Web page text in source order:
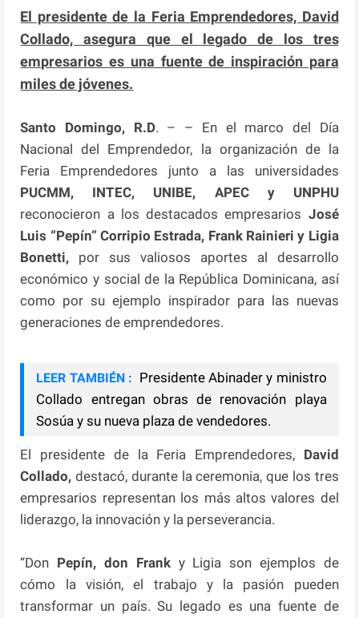
El presidente de la Feria Emprendedores, David
Collado, asegura que el legado de los tres
empresarios es una fuente de inspiración para
miles de jóvenes.
Santo Domingo, R.D. – – En el marco del Día
Nacional del Emprendedor, la organización de la
Feria Emprendedores junto a las universidades
PUCMM, INTEC, UNIBE, APEC y UNPHU
reconocieron a los destacados empresarios José
Luis “Pepín” Corripio Estrada, Frank Rainieri y Ligia
Bonetti, por sus valiosos aportes al desarrollo
económico y social de la República Dominicana, así
como por su ejemplo inspirador para las nuevas
generaciones de emprendedores.
LEER TAMBIÉN : Presidente Abinader y ministro
Collado entregan obras de renovación playa
Sosúa y su nueva plaza de vendedores.
El presidente de la Feria Emprendedores, David
Collado,destacó, durante la ceremonia, que los tres
empresarios representan los más altos valores del
liderazgo, la innovación y la perseverancia.
“Don Pepín, don Franky Ligia son ejemplos de
cómo la visión, el trabajo y la pasión pueden
transformar un país. Su legado es una fuente de